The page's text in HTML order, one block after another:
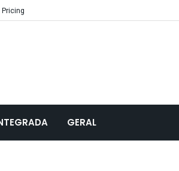
Pricing
GERAL